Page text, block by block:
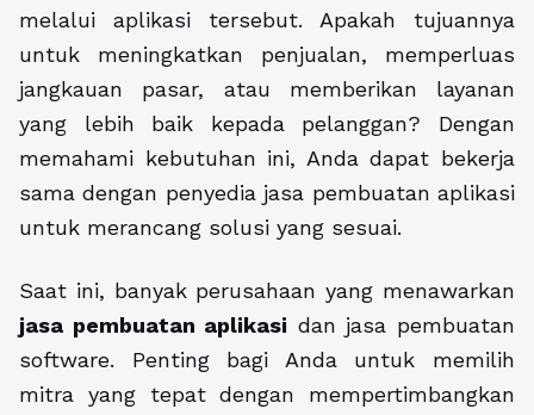
melalui aplikasi tersebut. Apakah tujuannya
untuk meningkatkan penjualan, memperluas
jangkauan pasar, atau memberikan layanan
yang lebih baik kepada pelanggan? Dengan
memahami kebutuhan ini, Anda dapat bekerja
sama dengan penyedia jasa pembuatan aplikasi
untuk merancang solusi yang sesuai.
Saat ini, banyak perusahaan yang menawarkan
jasa pembuatan aplikasi dan jasa pembuatan
software. Penting bagi Anda untuk memilih
mitra yang tepat dengan mempertimbangkan